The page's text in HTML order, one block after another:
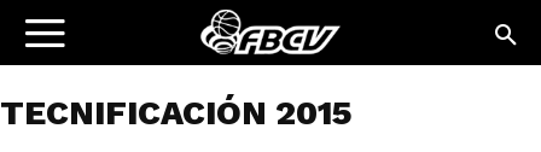
TECNIFICACIÓN 2015